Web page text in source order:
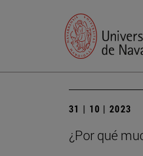
31 | 10 | 2023
¿Por qué